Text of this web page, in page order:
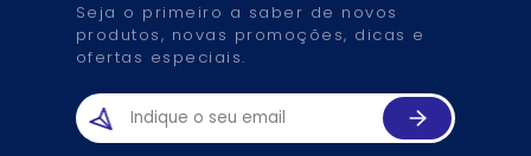
Seja o primeiro a saber de novos
produtos, novas promoções, dicas e
ofertas especiais.